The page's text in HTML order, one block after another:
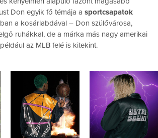
Don egyik fő témája a sportcsapatok
a kosárlabdával – Don szülővárosa,
ruhákkal, de a márka más nagy amerikai
az MLB felé is kitekint.